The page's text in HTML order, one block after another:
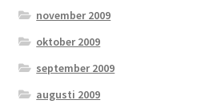
november 2009
oktober 2009
september 2009
augusti 2009